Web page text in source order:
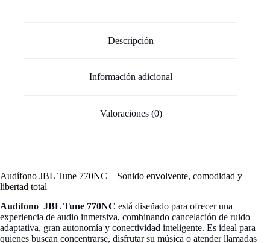
Descripción
Información adicional
Valoraciones (0)
Audífono JBL Tune 770NC – Sonido envolvente, comodidad y
libertad total
Audífono JBL Tune 770NC está diseñado para ofrecer una
experiencia de audio inmersiva, combinando cancelación de ruido
adaptativa, gran autonomía y conectividad inteligente. Es ideal para
quienes buscan concentrarse, disfrutar su música o atender llamadas